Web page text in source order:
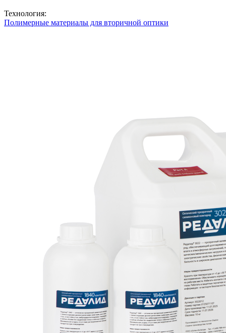
Технология:
Полимерные материалы для вторичной оптики